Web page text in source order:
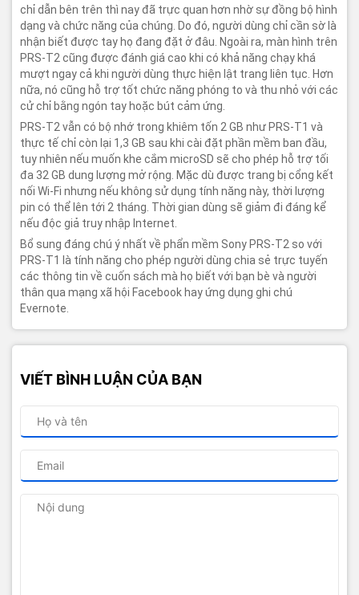
chỉ dẫn bên trên thì nay đã trực quan hơn nhờ sự đồng bộ hình
dạng và chức năng của chúng. Do đó, người dùng chỉ cần sờ là
nhận biết được tay họ đang đặt ở đâu. Ngoài ra, màn hình trên
PRS-T2 cũng được đánh giá cao khi có khả năng chạy khá
mượt ngay cả khi người dùng thực hiện lật trang liên tục. Hơn
nữa, nó cũng hỗ trợ tốt chức năng phóng to và thu nhỏ với các
cử chỉ bằng ngón tay hoặc bút cảm ứng.
PRS-T2 vẫn có bộ nhớ trong khiêm tốn 2 GB như PRS-T1 và
thực tế chỉ còn lại 1,3 GB sau khi cài đặt phần mềm ban đầu,
tuy nhiên nếu muốn khe cắm microSD sẽ cho phép hỗ trợ tối
đa 32 GB dung lượng mở rộng. Mặc dù được trang bị cổng kết
nối Wi-Fi nhưng nếu không sử dụng tính năng này, thời lượng
pin có thể lên tới 2 tháng. Thời gian dùng sẽ giảm đi đáng kể
nếu độc giả truy nhập Internet.
Bổ sung đáng chú ý nhất về phẩn mềm Sony PRS-T2 so với
PRS-T1 là tính năng cho phép người dùng chia sẻ trực tuyến
các thông tin về cuốn sách mà họ biết với bạn bè và người
thân qua mạng xã hội Facebook hay ứng dụng ghi chú
Evernote.
VIẾT BÌNH LUẬN CỦA BẠN